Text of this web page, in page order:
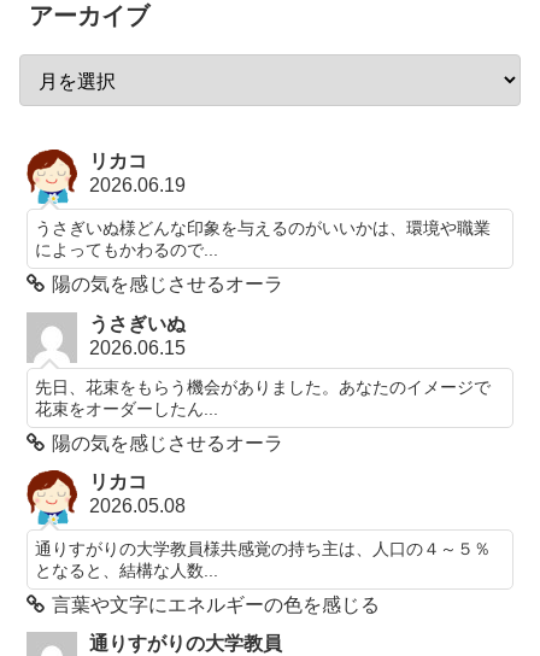
アーカイブ
リカコ
2026.06.19
うさぎいぬ様どんな印象を与えるのがいいかは、環境や職業
によってもかわるので...
陽の気を感じさせるオーラ
うさぎいぬ
2026.06.15
先日、花束をもらう機会がありました。あなたのイメージで
花束をオーダーしたん...
陽の気を感じさせるオーラ
リカコ
2026.05.08
通りすがりの大学教員様共感覚の持ち主は、人口の４～５％
となると、結構な人数...
言葉や文字にエネルギーの色を感じる
通りすがりの大学教員